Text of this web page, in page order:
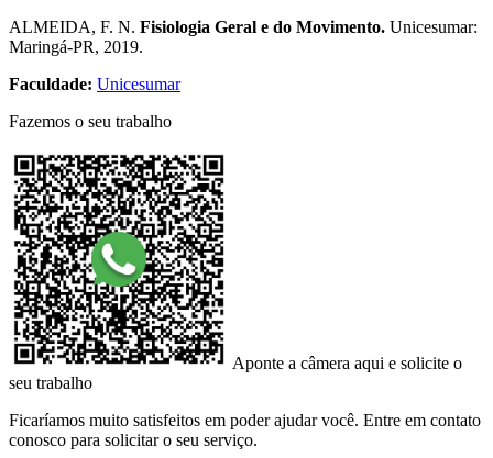
​ALMEIDA, F. N. Fisiologia Geral e do Movimento. Unicesumar:
Maringá-PR, 2019.
Faculdade: Unicesumar
Fazemos o seu trabalho
Aponte a câmera aqui e solicite o
seu trabalho
Ficaríamos muito satisfeitos em poder ajudar você. Entre em contato
conosco para solicitar o seu serviço.